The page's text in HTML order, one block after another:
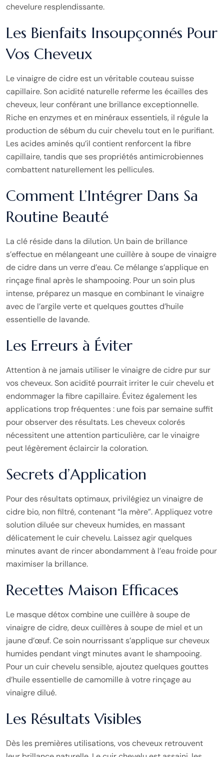
chevelure resplendissante.
Les Bienfaits Insoupçonnés Pour
Vos Cheveux
Le vinaigre de cidre est un véritable couteau suisse
capillaire. Son acidité naturelle referme les écailles des
cheveux, leur conférant une brillance exceptionnelle.
Riche en enzymes et en minéraux essentiels, il régule la
production de sébum du cuir chevelu tout en le purifiant.
Les acides aminés qu’il contient renforcent la fibre
capillaire, tandis que ses propriétés antimicrobiennes
combattent naturellement les pellicules.
Comment L’Intégrer Dans Sa
Routine Beauté
La clé réside dans la dilution. Un bain de brillance
s’effectue en mélangeant une cuillère à soupe de vinaigre
de cidre dans un verre d’eau. Ce mélange s’applique en
rinçage final après le shampooing. Pour un soin plus
intense, préparez un masque en combinant le vinaigre
avec de l’argile verte et quelques gouttes d’huile
essentielle de lavande.
Les Erreurs à Éviter
Attention à ne jamais utiliser le vinaigre de cidre pur sur
vos cheveux. Son acidité pourrait irriter le cuir chevelu et
endommager la fibre capillaire. Évitez également les
applications trop fréquentes : une fois par semaine suffit
pour observer des résultats. Les cheveux colorés
nécessitent une attention particulière, car le vinaigre
peut légèrement éclaircir la coloration.
Secrets d’Application
Pour des résultats optimaux, privilégiez un vinaigre de
cidre bio, non filtré, contenant “la mère”. Appliquez votre
solution diluée sur cheveux humides, en massant
délicatement le cuir chevelu. Laissez agir quelques
minutes avant de rincer abondamment à l’eau froide pour
maximiser la brillance.
Recettes Maison Efficaces
Le masque détox combine une cuillère à soupe de
vinaigre de cidre, deux cuillères à soupe de miel et un
jaune d’œuf. Ce soin nourrissant s’applique sur cheveux
humides pendant vingt minutes avant le shampooing.
Pour un cuir chevelu sensible, ajoutez quelques gouttes
d’huile essentielle de camomille à votre rinçage au
vinaigre dilué.
Les Résultats Visibles
Dès les premières utilisations, vos cheveux retrouvent